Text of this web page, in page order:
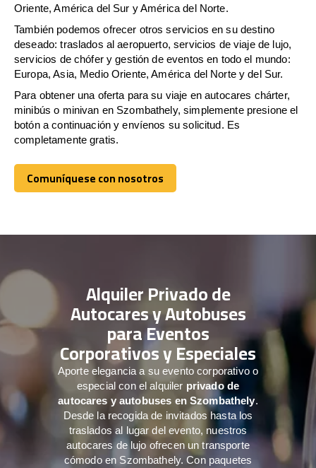
Oriente, América del Sur y América del Norte.
También podemos ofrecer otros servicios en su destino
deseado: traslados al aeropuerto, servicios de viaje de lujo,
servicios de chófer y gestión de eventos en todo el mundo:
Europa, Asia, Medio Oriente, América del Norte y del Sur.
Para obtener una oferta para su viaje en autocares chárter,
minibús o minivan en Szombathely, simplemente presione el
botón a continuación y envíenos su solicitud. Es
completamente gratis.
Comuníquese con nosotros
Comuníquese con nosotros
Alquiler Privado de
Autocares y Autobuses
para Eventos
Corporativos y Especiales
Aporte elegancia a su evento corporativo o
especial con el alquiler privado de
autocares y autobuses en Szombathely.
Desde la recogida de invitados hasta los
traslados al lugar del evento, nuestros
autocares de lujo ofrecen un transporte
cómodo en Szombathely. Con paquetes